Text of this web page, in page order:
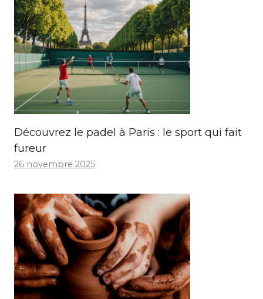
Découvrez le padel à Paris : le sport qui fait
fureur
26 novembre 2025